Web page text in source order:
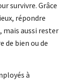
survivre. Grâce
répondre
mais aussi rester
de bien ou de
à